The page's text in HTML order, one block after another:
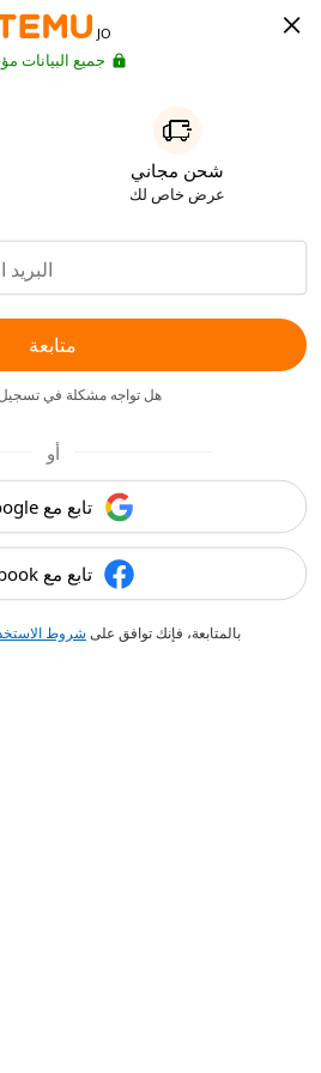
JO
جميع البيانات
شحن مجاني
عرض خاص لك
متابعة
هل تواجه مشكلة في
أو
تابع مع Google
تابع مع Facebook
بالمتابعة، فإنك توافق على شروط